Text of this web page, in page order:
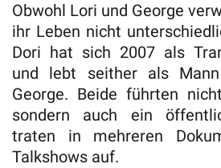
Obwohl Lori und George
ihr Leben nicht
Dori hat sich 2007 als
und lebt seither als
George. Beide führten
sondern auch ein
traten in mehreren
Talkshows auf.